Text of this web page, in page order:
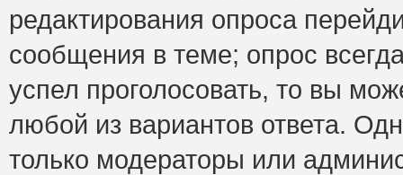
редактирования опроса
сообщения в теме; опрос
успел проголосовать, то вы
любой из вариантов ответа.
только модераторы или